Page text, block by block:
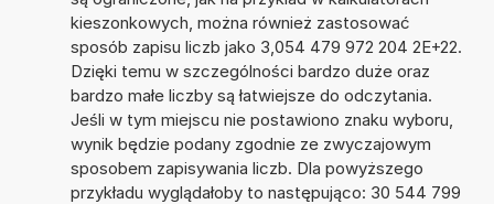
kieszonkowych, można również zastosować
sposób zapisu liczb jako 3,054 479 972 204 2E+22.
Dzięki temu w szczególności bardzo duże oraz
bardzo małe liczby są łatwiejsze do odczytania.
Jeśli w tym miejscu nie postawiono znaku wyboru,
wynik będzie podany zgodnie ze zwyczajowym
sposobem zapisywania liczb. Dla powyższego
przykładu wyglądałoby to następująco: 30 544 799